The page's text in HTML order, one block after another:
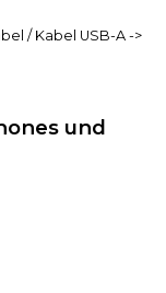
/ Kabel USB-A ->
und